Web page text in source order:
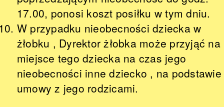
17.00, ponosi koszt posiłku w tym dniu.
W przypadku nieobecności dziecka w
żłobku , Dyrektor żłobka może przyjąć na
miejsce tego dziecka na czas jego
nieobecności inne dziecko , na podstawie
umowy z jego rodzicami.